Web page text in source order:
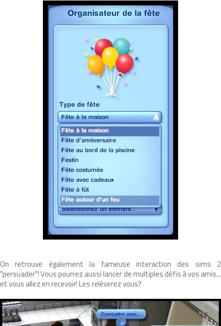
On retrouve également la fameuse interaction des sims 2
"persuader"! Vous pourrez aussi lancer de multiples défis à vos amis...
et vous allez en recevoir! Les relèverez vous?